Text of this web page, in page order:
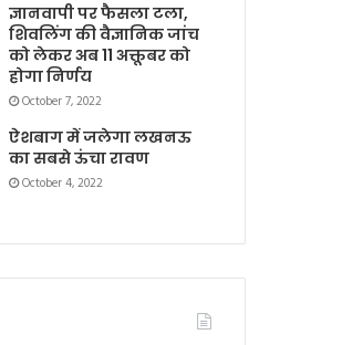
ज्ञानवापी पर फैसला टला,
शिवलिंग की वैज्ञानिक जांच
को लेकर अब 11 अक्तूबर को
होगा निर्णय
October 7, 2022
ऐशबाग में जलेगा लखनऊ
का सबसे ऊंचा रावण
October 4, 2022